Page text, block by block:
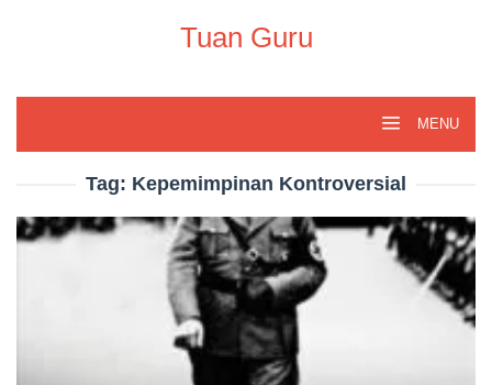
Tuan Guru
MENU
Tag: Kepemimpinan Kontroversial